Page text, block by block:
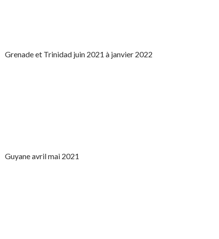
Grenade et Trinidad juin 2021 à janvier 2022
Guyane avril mai 2021